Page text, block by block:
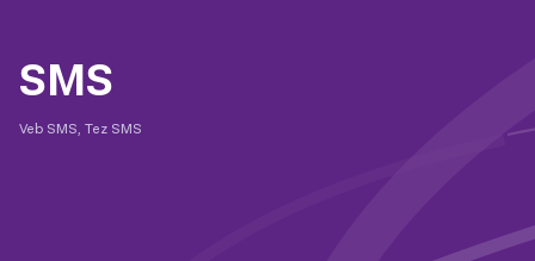
SMS
Veb SMS, Tez SMS